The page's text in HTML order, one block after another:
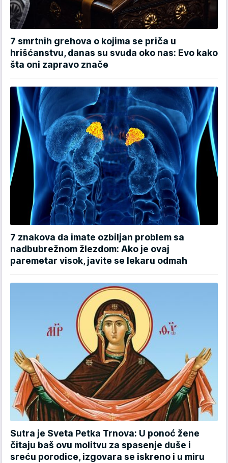
7 smrtnih grehova o kojima se priča u
hrišćanstvu, danas su svuda oko nas: Evo kako
šta oni zapravo znače
7 znakova da imate ozbiljan problem sa
nadbubrežnom žlezdom: Ako je ovaj
paremetar visok, javite se lekaru odmah
Sutra je Sveta Petka Trnova: U ponoć žene
čitaju baš ovu molitvu za spasenje duše i
sreću porodice, izgovara se iskreno i u miru